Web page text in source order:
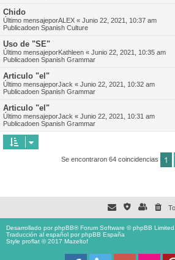
Chido
Último mensajeporALEX « Junio 22, 2021, 10:37 am
Publicadoen Spanish Culture
Uso de "SE"
Último mensajeporKathleen « Junio 22, 2021, 10:35 am
Publicadoen Spanish Grammar
Articulo "el"
Último mensajeporJack « Junio 22, 2021, 10:32 am
Publicadoen Spanish Grammar
Articulo "el"
Último mensajeporJack « Junio 22, 2021, 10:31 am
Publicadoen Spanish Grammar
Se encontraron 64 coincidencias 1
Desarrollado porphpBB® Forum Software © phpBB Limited
Traducción al español porphpBB España
Style proflat © 2017 Mazeltof